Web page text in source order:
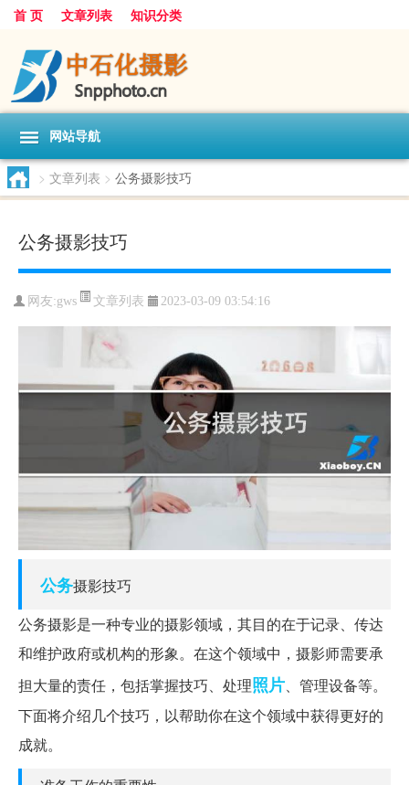
首 页 文章列表 知识分类
网站导航
> 文章列表 > 公务摄影技巧
公务摄影技巧
网友:gws 文章列表 2023-03-09 03:54:16
公务摄影技巧
公务摄影是一种专业的摄影领域，其目的在于记录、传达
和维护政府或机构的形象。在这个领域中，摄影师需要承
担大量的责任，包括掌握技巧、处理照片、管理设备等。
下面将介绍几个技巧，以帮助你在这个领域中获得更好的
成就。